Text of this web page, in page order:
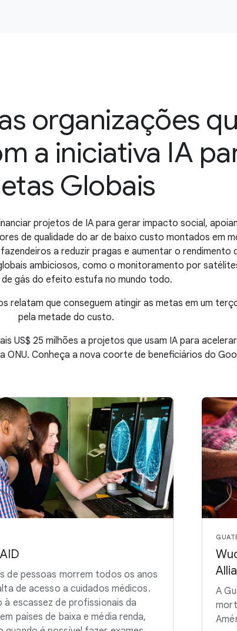
organizações
a iniciativa IA
Globais
projetos de IA para gerar impacto social,
de qualidade do ar de baixo custo montados em
a reduzir pragas e aumentar o rendimento
ambiciosos, como o monitoramento por
de gás do efeito estufa no mundo todo.
relatam que conseguem atingir as metas em um
pela metade do custo.
US$ 25 milhões a projetos que usam IA para
ONU. Conheça a nova coorte de beneficiários do
de pessoas morrem todos os anos
de acesso a cuidados médicos.
à escassez de profissionais da
países de baixa e média renda,
A